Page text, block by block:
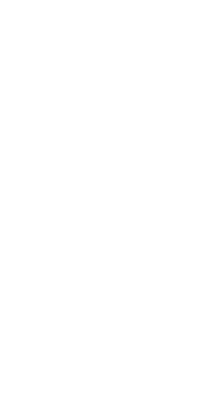
или день рождения.